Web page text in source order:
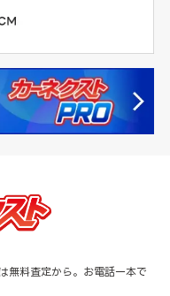
無料査定から。お電話一本で